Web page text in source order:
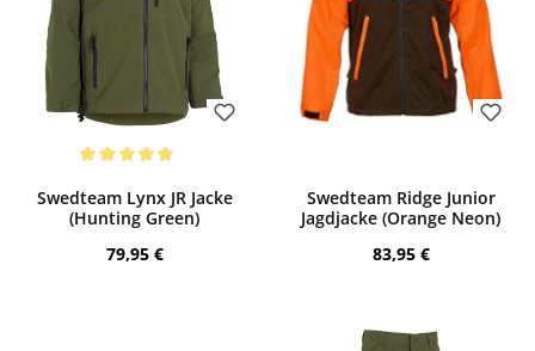
Bewerten
Swedteam Lynx JR Jacke
(Hunting Green)
Regulärer Preis:
79,95 €
Swedteam Ridge Junior
Jagdjacke (Orange Neon)
Regulärer Preis:
83,95 €